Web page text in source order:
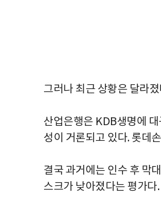
그러나 최근 상황은 달라
산업은행은 KDB생명에
성이 거론되고 있다. 롯데
결국 과거에는 인수 후 막
스크가 낮아졌다는 평가다.